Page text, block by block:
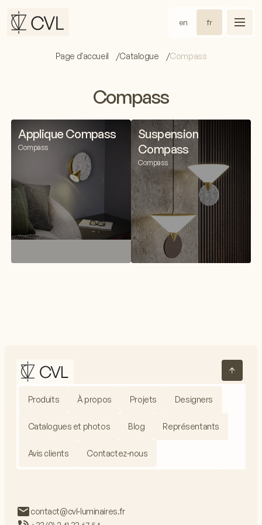
en fr
Page d'accueil Catalogue Compass
Compass
Applique Compass
Compass
Suspension
Compass
Compass
Produits À propos Projets Designers
Catalogues et photos Blog Représentants
Avis clients Contactez-nous
contact@cvl-luminaires.fr